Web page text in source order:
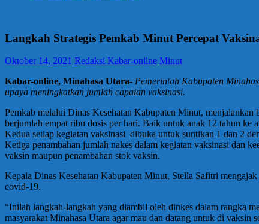
Langkah Strategis Pemkab Minut Percepat
Oktober 14, 2021 Redaksi Kabar-online Minut
Kabar-online, Minahasa Utara- Pemerintah Kabupaten
upaya meningkatkan jumlah capaian vaksinasi.
Pemkab melalui Dinas Kesehatan Kabupaten Minut, menjalankan
berjumlah empat ribu dosis per hari. Baik untuk anak 12 tahun ke
Kedua setiap kegiatan vaksinasi dibuka untuk suntikan 1 dan 2
Ketiga penambahan jumlah nakes dalam kegiatan vaksinasi dan
vaksin maupun penambahan stok vaksin.
Kepala Dinas Kesehatan Kabupaten Minut, Stella Safitri
covid-19.
“Inilah langkah-langkah yang diambil oleh dinkes dalam rangka
masyarakat Minahasa Utara agar mau dan datang untuk di vaksin